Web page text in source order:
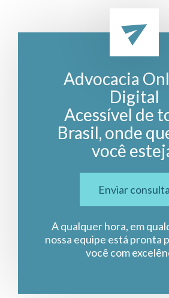
Advocacia
Digital
Acessível de
Brasil, onde
você
Enviar consulta
A qualquer hora, em
nossa equipe está pronta
você com